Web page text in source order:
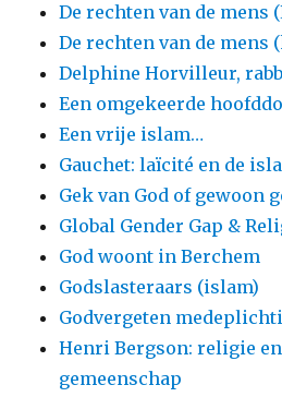
De rechten van de mens
De rechten van de mens
Delphine Horvilleur,
Een omgekeerde
Een vrije islam…
Gauchet: laïcité en de
Gek van God of gewoon
Global Gender Gap &
God woont in Berchem
Godslasteraars (islam)
Godvergeten
Henri Bergson: religie
gemeenschap